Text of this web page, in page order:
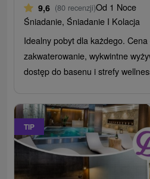
9,6 (80 recenzji)Od 1 Noce
Śniadanie, Śniadanie I Kolacja
Idealny pobyt dla każdego.
zakwaterowanie, wykwintne
dostęp do basenu i strefy
TIP